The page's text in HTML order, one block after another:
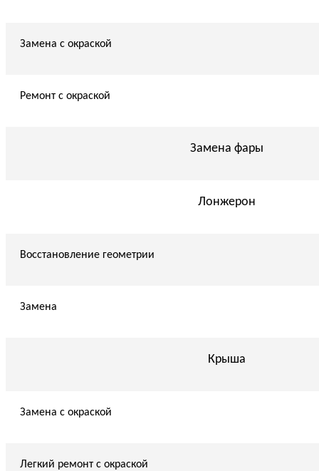
Замена с окраской
Ремонт с окраской
Замена фары
Лонжерон
Восстановление геометрии
Замена
Крыша
Замена с окраской
Легкий ремонт с окраской